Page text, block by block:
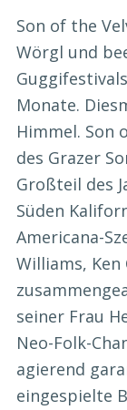
Son of the
Wörgl und
Monate.
Himmel. Son
des Grazer
Großteil des
Süden
Americana-
Williams,
seiner Frau
Neo-Folk-
agierend
eingespielte